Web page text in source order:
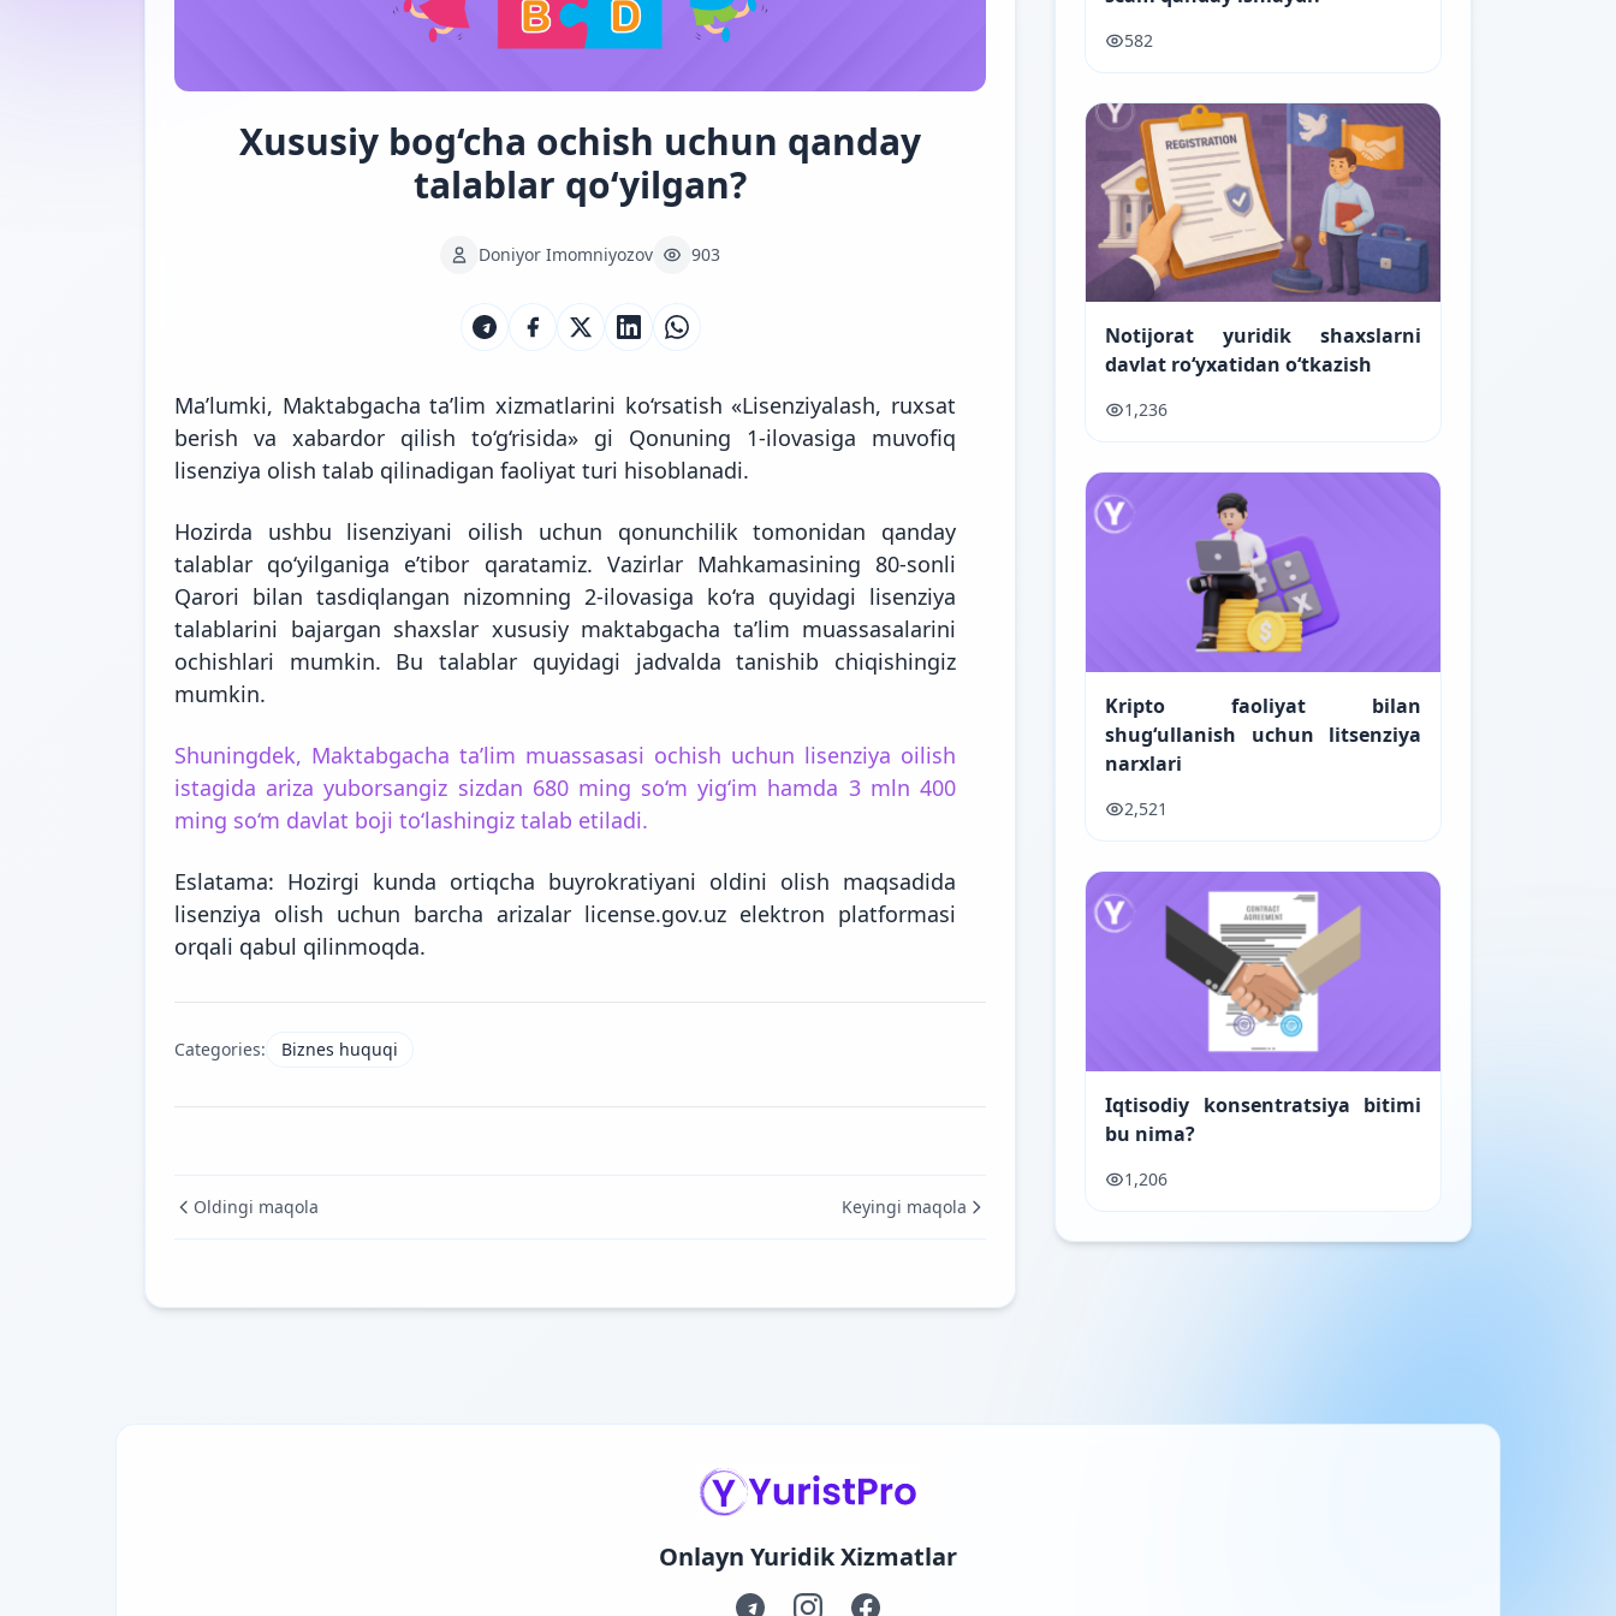
Xususiy bog‘cha ochish uchun qanday
talablar qo‘yilgan?
Doniyor Imomniyozov 903
Ma’lumki, Maktabgacha ta’lim xizmatlarini ko‘rsatish «Lisenziyalash, ruxsat
berish va xabardor qilish to‘g‘risida» gi Qonuning 1-ilovasiga muvofiq
lisenziya olish talab qilinadigan faoliyat turi hisoblanadi.
Hozirda ushbu lisenziyani oilish uchun qonunchilik tomonidan qanday
talablar qo‘yilganiga e’tibor qaratamiz. Vazirlar Mahkamasining 80-sonli
Qarori bilan tasdiqlangan nizomning 2-ilovasiga ko‘ra quyidagi lisenziya
talablarini bajargan shaxslar xususiy maktabgacha ta’lim muassasalarini
ochishlari mumkin. Bu talablar quyidagi jadvaldatanishib chiqishingiz
mumkin.
Shuningdek, Maktabgacha ta’lim muassasasi ochish uchun lisenziya oilish
istagida ariza yuborsangiz sizdan 680 ming so‘m yig‘im hamda 3 mln 400
ming so‘m davlat boji to‘lashingiz talab etiladi.
Eslatama: Hozirgi kunda ortiqcha buyrokratiyani oldini olish maqsadida
lisenziya olish uchun barcha arizalar license.gov.uz elektron platformasi
orqali qabul qilinmoqda.
Categories: Biznes huquqi
Oldingi maqola Keyingi maqola
582
Notijorat yuridik shaxslarni
davlat ro‘yxatidan o‘tkazish
1,236
Kripto faoliyat bilan
shugʻullanish uchun litsenziya
narxlari
2,521
Iqtisodiy konsentratsiya bitimi
bu nima?
1,206
Onlayn Yuridik Xizmatlar